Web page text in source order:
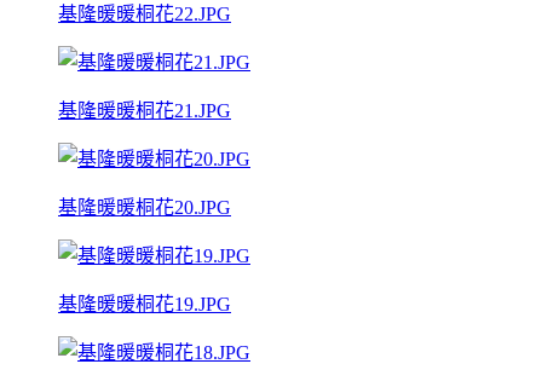
基隆暖暖桐花22.JPG
基隆暖暖桐花21.JPG
基隆暖暖桐花20.JPG
基隆暖暖桐花19.JPG